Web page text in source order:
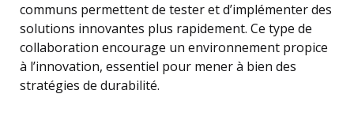
communs permettent de tester et d’implémenter des
solutions innovantes plus rapidement. Ce type de
collaboration encourage un environnement propice
à l’innovation, essentiel pour mener à bien des
stratégies de durabilité.